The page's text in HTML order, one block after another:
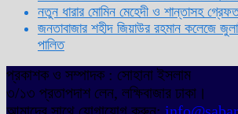
নতুন ধারার মোমিন মেহেদী ও শান্তাসহ
জনতাবাজার শহীদ জিয়াউর রহমান কলেজে
পালিত
প্রকাশক ও সম্পাদক : সোহানা ইসলাম
৩/১৩ প্রতাপদাশ লেন, লক্ষিবাজার ঢাকা।